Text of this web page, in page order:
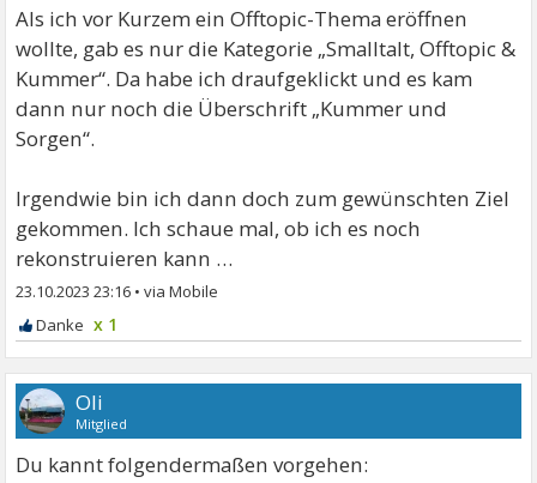
Als ich vor Kurzem ein Offtopic-Thema eröffnen
wollte, gab es nur die Kategorie „Smalltalt, Offtopic &
Kummer“. Da habe ich draufgeklickt und es kam
dann nur noch die Überschrift „Kummer und
Sorgen“.
Irgendwie bin ich dann doch zum gewünschten Ziel
gekommen. Ich schaue mal, ob ich es noch
rekonstruieren kann …
23.10.2023 23:16 •
x 1
Oli
Mitglied
Du kannt folgendermaßen vorgehen: